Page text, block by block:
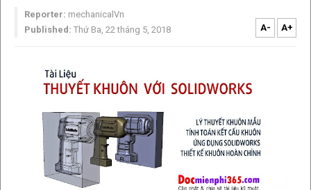
Reporter: mechanicalVn
Published: Thứ Ba, 22 tháng 5, 2018 A- A+